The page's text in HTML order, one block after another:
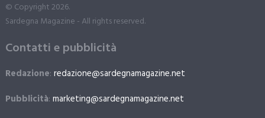
© Copyright 2026.
Sardegna Magazine - All rights reserved.
Contatti e pubblicità
Redazione: redazione@sardegnamagazine.net
Pubblicità: marketing@sardegnamagazine.net